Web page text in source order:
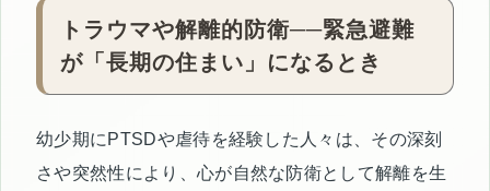
トラウマや解離的防衛──緊急避難
が「長期の住まい」になるとき
幼少期にPTSDや虐待を経験した人々は、その深刻
さや突然性により、心が自然な防衛として解離を生